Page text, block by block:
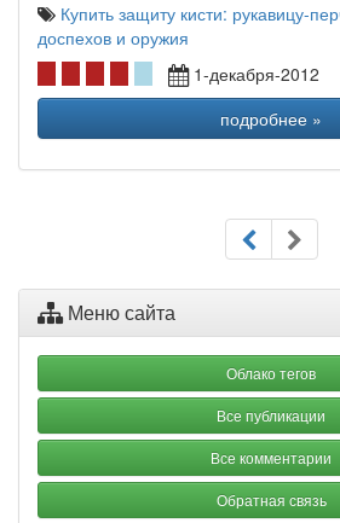
Купить защиту кисти: рукавицу-
доспехов и оружия
1-декабря-2012
подробнее »
Меню сайта
Облако тегов
Все публикации
Все комментарии
Обратная связь